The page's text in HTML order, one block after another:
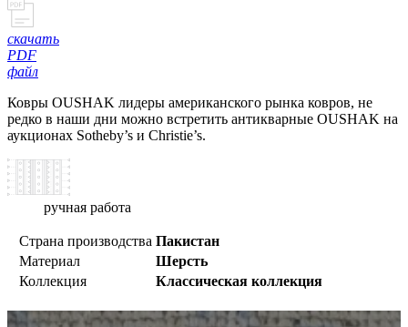
скачать
PDF
файл
Ковры OUSHAK лидеры американского рынка ковров, не
редко в наши дни можно встретить антикварные OUSHAK на
аукционах Sotheby’s и Сhristie’s.
ручная работа
Страна производства Пакистан
Материал
Шерсть
Коллекция
Классическая коллекция